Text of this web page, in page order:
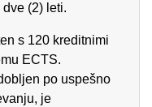
(2) leti.
s 120 kreditnimi
ECTS.
po uspešno
je